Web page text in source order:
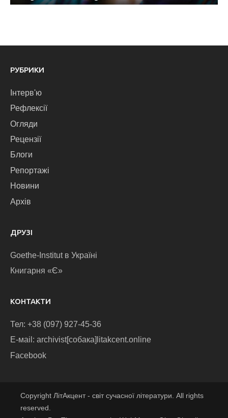
РУБРИКИ
Інтерв'ю
Рефлексії
Огляди
Рецензії
Блоги
Репортажі
Новини
Архів
ДРУЗІ
Goethe-Institut в Україні
Книгарня «Є»
КОНТАКТИ
Тел: +38 (097) 927-45-36
E-маіl: archivist[собака]litakcent.online
Facebook
Copyright ЛітАкцент - світ сучасної літератури. All rights
reserved.